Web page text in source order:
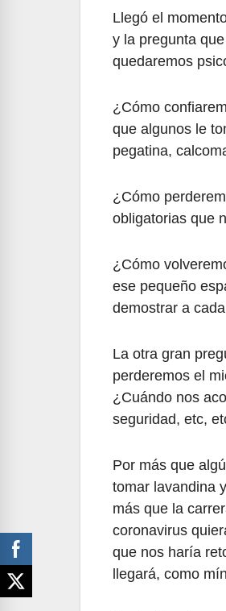
Llegó el
y la pregunta
quedaremos
¿Cómo
que algunos le
pegatina,
¿Cómo
obligatorias que
¿Cómo
ese pequeño
demostrar a
La otra gran
perderemos el
¿Cuándo nos
seguridad, etc,
Por más que
tomar lavandina
más que la
coronavirus
que nos haría
llegará, como